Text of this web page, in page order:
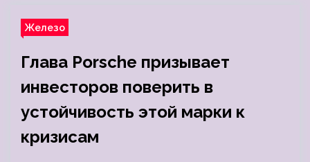
Железо
Глава Porsche призывает
инвесторов поверить в
устойчивость этой марки к
кризисам